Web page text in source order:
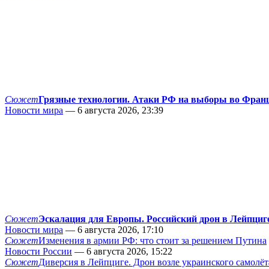
СюжетГрязные технологии. Атаки РФ на выборы во
Новости мира — 6 августа 2026, 23:39
СюжетЭскалация для Европы. Российский дрон в
Новости мира — 6 августа 2026, 17:10
СюжетИзменения в армии РФ: что стоит за решением Путина
Новости России — 6 августа 2026, 15:22
СюжетДиверсия в Лейпциге. Дрон возле украинского